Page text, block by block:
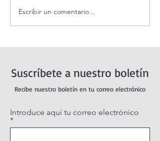
Coronilla de la Divina
Misericordia.
Escribir un comentario...
Suscríbete a nuestro boletín
Recibe nuestro boletín en tu correo electrónico
Introduce aquí tu correo electrónico